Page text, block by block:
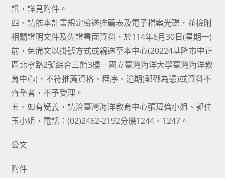
訊，詳見附件。
四、請依本計畫規定檢送推薦表及電子檔案光碟，並檢附
相關證明文件及佐證書面資料，於114年6月30日(星期一)
前，免備文以掛號方式或親送至本中心(20224基隆市中正
區北寧路2號綜合三館3樓－國立臺灣海洋大學臺灣海洋教
育中心)，不符推薦資格、程序、逾期(郵戳為憑)或資料不
齊全者，不予受理。
五、如有疑義，請洽臺灣海洋教育中心張瑋倫小姐、郭佳
玉小姐，電話：(02)2462-2192分機1244、1247。
公文
附件